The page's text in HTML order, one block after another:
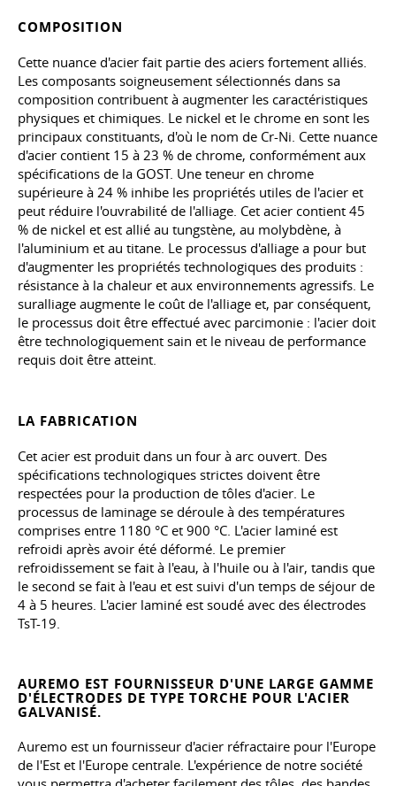
COMPOSITION
Cette nuance d'acier fait partie des aciers fortement alliés.
Les composants soigneusement sélectionnés dans sa
composition contribuent à augmenter les caractéristiques
physiques et chimiques. Le nickel et le chrome en sont les
principaux constituants, d'où le nom de Cr-Ni. Cette nuance
d'acier contient 15 à 23 % de chrome, conformément aux
spécifications de la GOST. Une teneur en chrome
supérieure à 24 % inhibe les propriétés utiles de l'acier et
peut réduire l'ouvrabilité de l'alliage. Cet acier contient 45
% de nickel et est allié au tungstène, au molybdène, à
l'aluminium et au titane. Le processus d'alliage a pour but
d'augmenter les propriétés technologiques des produits :
résistance à la chaleur et aux environnements agressifs. Le
suralliage augmente le coût de l'alliage et, par conséquent,
le processus doit être effectué avec parcimonie : l'acier doit
être technologiquement sain et le niveau de performance
requis doit être atteint.
LA FABRICATION
Cet acier est produit dans un four à arc ouvert. Des
spécifications technologiques strictes doivent être
respectées pour la production de tôles d'acier. Le
processus de laminage se déroule à des températures
comprises entre 1180 °C et 900 °C. L'acier laminé est
refroidi après avoir été déformé. Le premier
refroidissement se fait à l'eau, à l'huile ou à l'air, tandis que
le second se fait à l'eau et est suivi d'un temps de séjour de
4 à 5 heures. L'acier laminé est soudé avec des électrodes
TsT-19.
AUREMO EST FOURNISSEUR D'UNE LARGE GAMME
D'ÉLECTRODES DE TYPE TORCHE POUR L'ACIER
GALVANISÉ.
Auremo est un fournisseur d'acier réfractaire pour l'Europe
de l'Est et l'Europe centrale. L'expérience de notre société